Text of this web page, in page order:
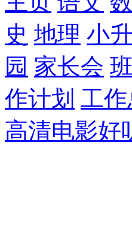
史 地理 小
园 家长会
作计划 工
高清电影好